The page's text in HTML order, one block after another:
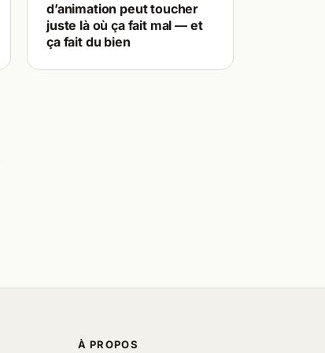
d’animation peut toucher
juste là où ça fait mal — et
ça fait du bien
À PROPOS